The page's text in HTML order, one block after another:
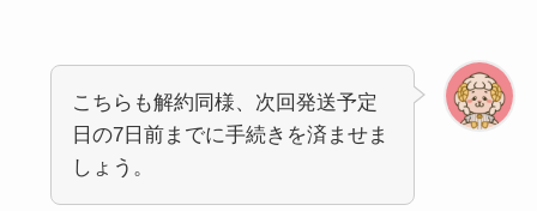
こちらも解約同様、次回発送予定
日の7日前までに手続きを済ませま
しょう。